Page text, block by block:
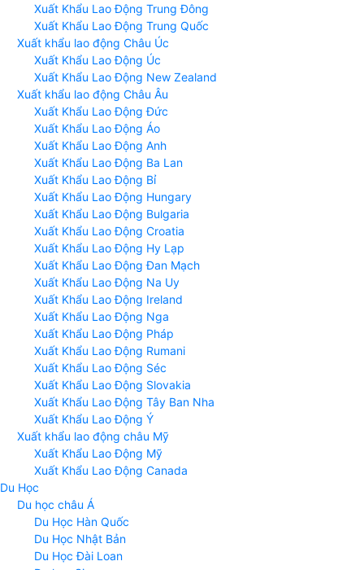
Xuất Khẩu Lao Động Trung Đông
Xuất Khẩu Lao Động Trung Quốc
Xuất khẩu lao động Châu Úc
Xuất Khẩu Lao Động Úc
Xuất Khẩu Lao Động New Zealand
Xuất khẩu lao động Châu Âu
Xuất Khẩu Lao Động Đức
Xuất Khẩu Lao Động Áo
Xuất Khẩu Lao Động Anh
Xuất Khẩu Lao Động Ba Lan
Xuất Khẩu Lao Động Bỉ
Xuất Khẩu Lao Động Hungary
Xuất Khẩu Lao Động Bulgaria
Xuất Khẩu Lao Động Croatia
Xuất Khẩu Lao Động Hy Lạp
Xuất Khẩu Lao Động Đan Mạch
Xuất Khẩu Lao Động Na Uy
Xuất Khẩu Lao Động Ireland
Xuất Khẩu Lao Động Nga
Xuất Khẩu Lao Động Pháp
Xuất Khẩu Lao Động Rumani
Xuất Khẩu Lao Động Séc
Xuất Khẩu Lao Động Slovakia
Xuất Khẩu Lao Động Tây Ban Nha
Xuất Khẩu Lao Động Ý
Xuất khẩu lao động châu Mỹ
Xuất Khẩu Lao Động Mỹ
Xuất Khẩu Lao Động Canada
Du Học
Du học châu Á
Du Học Hàn Quốc
Du Học Nhật Bản
Du Học Đài Loan